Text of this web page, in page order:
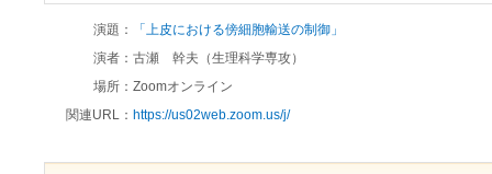
演題：
「上皮における傍細胞輸送の制御」
演者： 古瀬 幹夫（生理科学専攻）
場所： Zoomオンライン
関連URL： https://us02web.zoom.us/j/